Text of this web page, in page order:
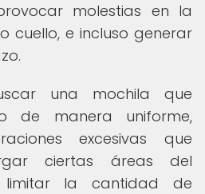
molestias en la
cuello, e incluso generar
una mochila que
de manera uniforme,
excesivas que
ciertas áreas del
limitar la cantidad de